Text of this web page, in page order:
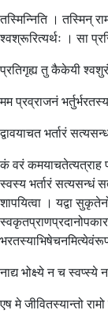
तस्मिन्निति । तस्मिन्
श्वश्रूरित्यर्थः । सा
प्रतिगृह्य तु कैकेयी
मम प्रव्राजनं
द्वावयाचत भर्तारं
कं वरं कमयाचतेत्यत्राह
स्वस्य भर्तारं सत्यसन्धं
शापयित्वा । यद्वा
नाद्य भोक्ष्ये न च
एष मे जीवितस्यान्तो